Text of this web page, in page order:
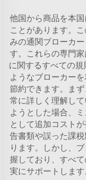
他国から商品を本
ことがあります。
みの通関ブローカ
す。これらの専門
に関するすべての
ようなブローカー
節約できます。ま
常に詳しく理解し
ようとした場合、
として追加コスト
告書類や誤った課
ります。しかし、
握しており、すべ
実にサポートしま